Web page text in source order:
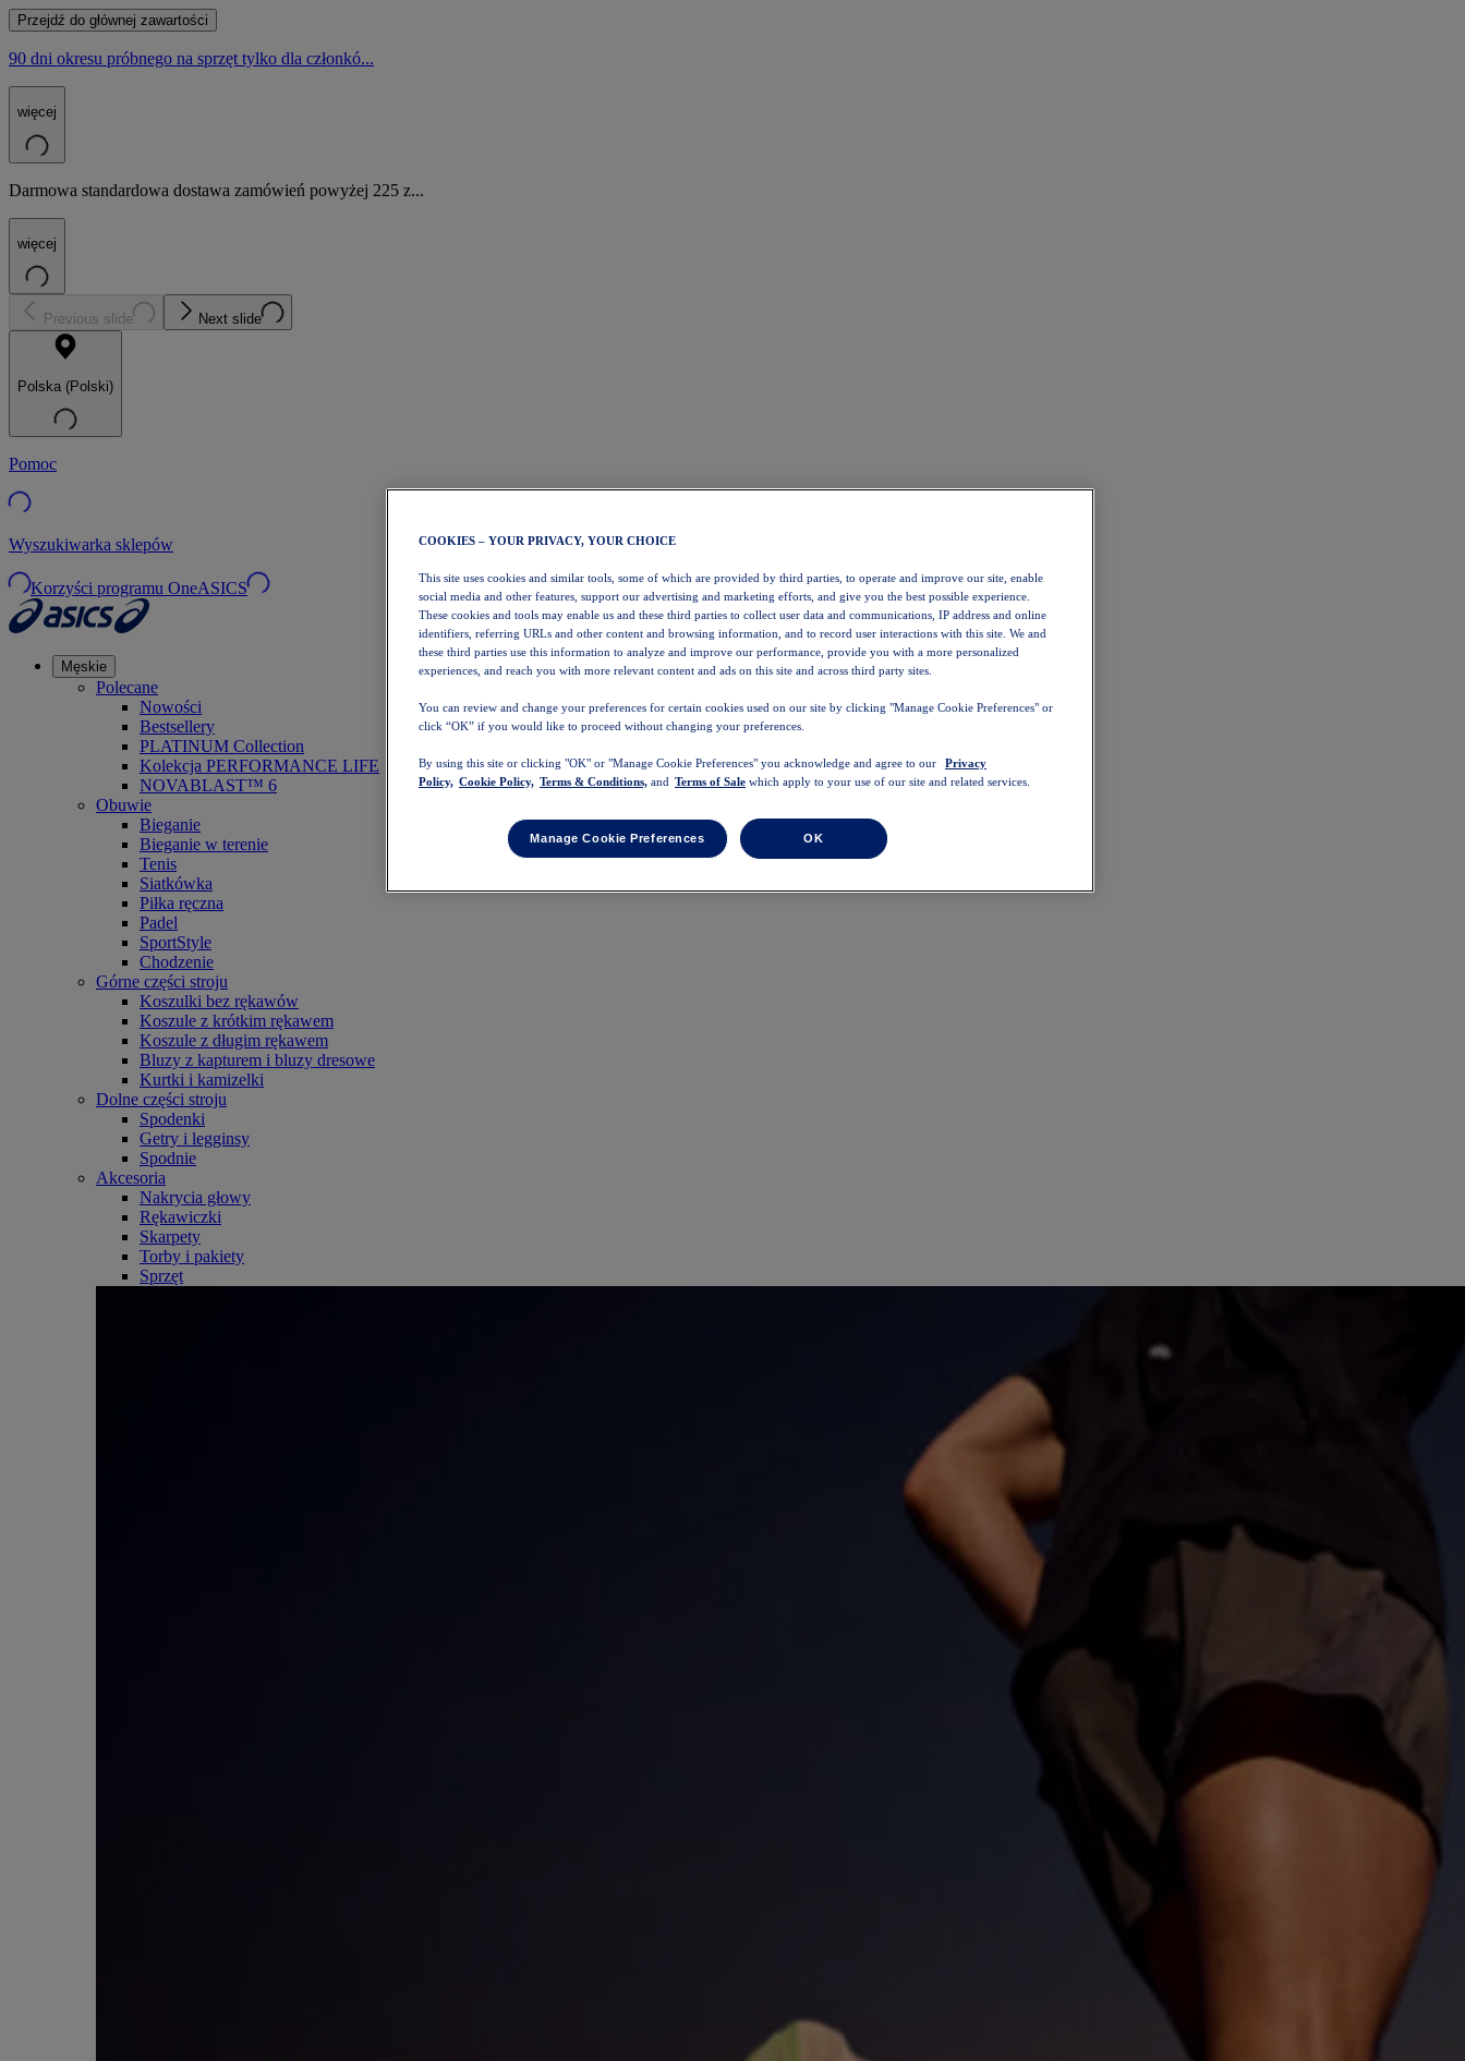
Przejdź do głównej zawartości
90 dni okresu próbnego na sprzęt tylko dla członkó...
więcej
Darmowa standardowa dostawa zamówień powyżej 225 z...
więcej
Previous slide Next slide
Polska (Polski)
Pomoc
Wyszukiwarka sklepów
Korzyści programu OneASICS
Męskie
Polecane
Nowości
Bestsellery
PLATINUM Collection
Kolekcja PERFORMANCE LIFE
NOVABLAST™ 6
Obuwie
Bieganie
Bieganie w terenie
Tenis
Siatkówka
Piłka ręczna
Padel
SportStyle
Chodzenie
Górne części stroju
Koszulki bez rękawów
Koszule z krótkim rękawem
Koszule z długim rękawem
Bluzy z kapturem i bluzy dresowe
Kurtki i kamizelki
Dolne części stroju
Spodenki
Getry i legginsy
Spodnie
Akcesoria
Nakrycia głowy
Rękawiczki
Skarpety
Torby i pakiety
Sprzęt
COOKIES – YOUR PRIVACY, YOUR CHOICE
This site uses cookies and similar tools, some of which are provided by third parties, to operate and improve our site, enable
social media and other features, support our advertising and marketing efforts, and give you the best possible experience.
These cookies and tools may enable us and these third parties to collect user data and communications, IP address and online
identifiers, referring URLs and other content and browsing information, and to record user interactions with this site. We and
these third parties use this information to analyze and improve our performance, provide you with a more personalized
experiences, and reach you with more relevant content and ads on this site and across third party sites.
You can review and change your preferences for certain cookies used on our site by clicking "Manage Cookie Preferences" or
click “OK” if you would like to proceed without changing your preferences.
By using this site or clicking "OK" or "Manage Cookie Preferences" you acknowledge and agree to our
Privacy
Policy, Cookie Policy, Terms & Conditions, and Terms of Sale which apply to your use of our site and related services.
Manage Cookie Preferences OK